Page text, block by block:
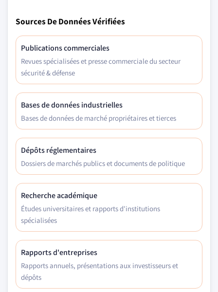
Sources De Données Vérifiées
Publications commerciales
Revues spécialisées et presse commerciale du secteur
sécurité & défense
Bases de données industrielles
Bases de données de marché propriétaires et tierces
Dépôts réglementaires
Dossiers de marchés publics et documents de politique
Recherche académique
Études universitaires et rapports d'institutions
spécialisées
Rapports d'entreprises
Rapports annuels, présentations aux investisseurs et
dépôts